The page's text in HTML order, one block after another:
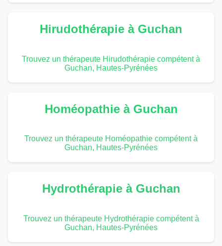
Hirudothérapie à Guchan
Trouvez un thérapeute Hirudothérapie compétent à
Guchan, Hautes-Pyrénées
Homéopathie à Guchan
Trouvez un thérapeute Homéopathie compétent à
Guchan, Hautes-Pyrénées
Hydrothérapie à Guchan
Trouvez un thérapeute Hydrothérapie compétent à
Guchan, Hautes-Pyrénées